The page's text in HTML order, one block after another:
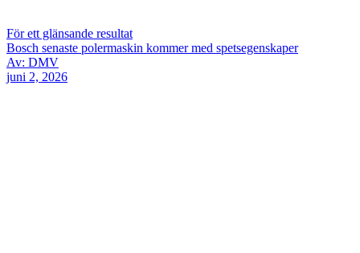
För ett glänsande resultat
Bosch senaste polermaskin kommer med spetsegenskaper
Av: DMV
juni 2, 2026